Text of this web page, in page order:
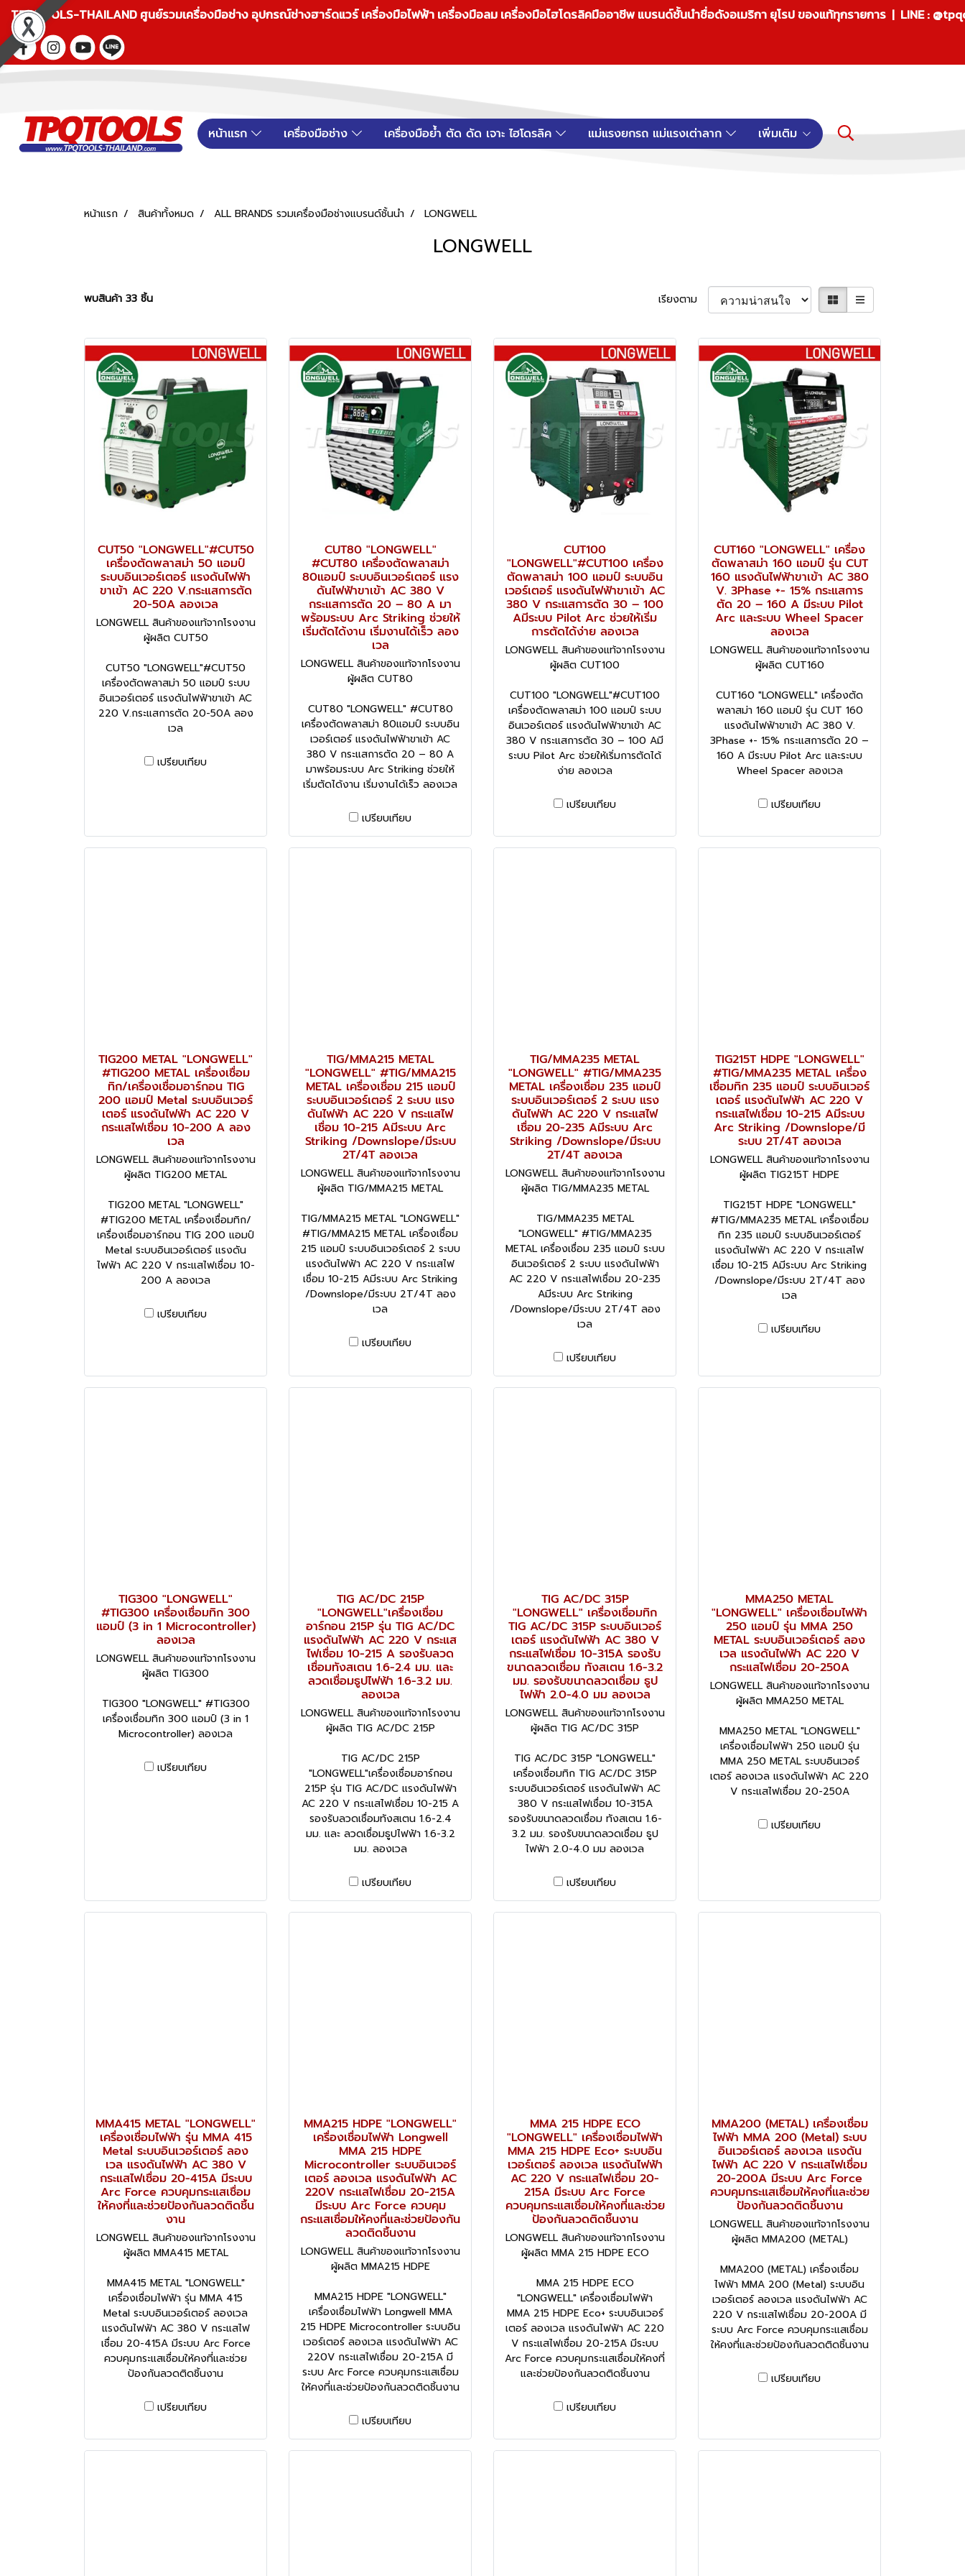
TPQTOOLS-THAILAND ศูนย์รวมเครื่องมือช่าง อุปกรณ์ช่างฮาร์ดแวร์ เครื่องมือไฟฟ้า เครื่องมือลม เครื่องมือไฮโดรลิคมืออาชีพ แบรนด์ชั้นนำชื่อดังอเมริกา ยุโรป ของแท้ทุกรายการ | LINE :
หน้าแรก เครื่องมือช่าง เครื่องมือย้ำ ตัด ดัด เจาะ ไฮโดรลิค แม่แรงยกรถ แม่แรงเต่าลาก เพิ่มเติม
หน้าแรก สินค้าทั้งหมด ALL BRANDS รวมเครื่องมือช่างแบรนด์ชั้นนำ LONGWELL
LONGWELL
พบสินค้า 33 ชิ้น เรียงตาม
CUT50 "LONGWELL"#CUT50
เครื่องตัดพลาสม่า 50 แอมป์
ระบบอินเวอร์เตอร์ แรงดันไฟฟ้า
ขาเข้า AC 220 V.กระแสการตัด
20-50A ลองเวล
LONGWELL สินค้าของแท้จากโรงงาน
ผู้ผลิต CUT50
CUT50 "LONGWELL"#CUT50
เครื่องตัดพลาสม่า 50 แอมป์ ระบบ
อินเวอร์เตอร์ แรงดันไฟฟ้าขาเข้า AC
220 V.กระแสการตัด 20-50A ลอง
เวล
เปรียบเทียบ
CUT80 "LONGWELL"
#CUT80 เครื่องตัดพลาสม่า
80แอมป์ ระบบอินเวอร์เตอร์ แรง
ดันไฟฟ้าขาเข้า AC 380 V
กระแสการตัด 20 – 80 A มา
พร้อมระบบ Arc Striking ช่วยให้
เริ่มตัดได้งาน เริ่มงานได้เร็ว ลอง
เวล
LONGWELL สินค้าของแท้จากโรงงาน
ผู้ผลิต CUT80
CUT80 "LONGWELL" #CUT80
เครื่องตัดพลาสม่า 80แอมป์ ระบบอิน
เวอร์เตอร์ แรงดันไฟฟ้าขาเข้า AC
380 V กระแสการตัด 20 – 80 A
มาพร้อมระบบ Arc Striking ช่วยให้
เริ่มตัดได้งาน เริ่มงานได้เร็ว ลองเวล
เปรียบเทียบ
CUT100
"LONGWELL"#CUT100 เครื่อง
ตัดพลาสม่า 100 แอมป์ ระบบอิน
เวอร์เตอร์ แรงดันไฟฟ้าขาเข้า AC
380 V กระแสการตัด 30 – 100
Aมีระบบ Pilot Arc ช่วยให้เริ่ม
การตัดได้ง่าย ลองเวล
LONGWELL สินค้าของแท้จากโรงงาน
ผู้ผลิต CUT100
CUT100 "LONGWELL"#CUT100
เครื่องตัดพลาสม่า 100 แอมป์ ระบบ
อินเวอร์เตอร์ แรงดันไฟฟ้าขาเข้า AC
380 V กระแสการตัด 30 – 100 Aมี
ระบบ Pilot Arc ช่วยให้เริ่มการตัดได้
ง่าย ลองเวล
เปรียบเทียบ
CUT160 "LONGWELL" เครื่อง
ตัดพลาสม่า 160 แอมป์ รุ่น CUT
160 แรงดันไฟฟ้าขาเข้า AC 380
V. 3Phase +- 15% กระแสการ
ตัด 20 – 160 A มีระบบ Pilot
Arc และระบบ Wheel Spacer
ลองเวล
LONGWELL สินค้าของแท้จากโรงงาน
ผู้ผลิต CUT160
CUT160 "LONGWELL" เครื่องตัด
พลาสม่า 160 แอมป์ รุ่น CUT 160
แรงดันไฟฟ้าขาเข้า AC 380 V.
3Phase +- 15% กระแสการตัด 20 –
160 A มีระบบ Pilot Arc และระบบ
Wheel Spacer ลองเวล
เปรียบเทียบ
TIG200 METAL "LONGWELL"
#TIG200 METAL เครื่องเชื่อม
ทิก/เครื่องเชื่อมอาร์กอน TIG
200 แอมป์ Metal ระบบอินเวอร์
เตอร์ แรงดันไฟฟ้า AC 220 V
กระแสไฟเชื่อม 10-200 A ลอง
เวล
LONGWELL สินค้าของแท้จากโรงงาน
ผู้ผลิต TIG200 METAL
TIG200 METAL "LONGWELL"
#TIG200 METAL เครื่องเชื่อมทิก/
เครื่องเชื่อมอาร์กอน TIG 200 แอมป์
Metal ระบบอินเวอร์เตอร์ แรงดัน
ไฟฟ้า AC 220 V กระแสไฟเชื่อม 10-
200 A ลองเวล
เปรียบเทียบ
TIG/MMA215 METAL
"LONGWELL" #TIG/MMA215
METAL เครื่องเชื่อม 215 แอมป์
ระบบอินเวอร์เตอร์ 2 ระบบ แรง
ดันไฟฟ้า AC 220 V กระแสไฟ
เชื่อม 10-215 Aมีระบบ Arc
Striking /Downslope/มีระบบ
2T/4T ลองเวล
LONGWELL สินค้าของแท้จากโรงงาน
ผู้ผลิต TIG/MMA215 METAL
TIG/MMA215 METAL "LONGWELL"
#TIG/MMA215 METAL เครื่องเชื่อม
215 แอมป์ ระบบอินเวอร์เตอร์ 2 ระบบ
แรงดันไฟฟ้า AC 220 V กระแสไฟ
เชื่อม 10-215 Aมีระบบ Arc Striking
/Downslope/มีระบบ 2T/4T ลอง
เวล
เปรียบเทียบ
TIG/MMA235 METAL
"LONGWELL" #TIG/MMA235
METAL เครื่องเชื่อม 235 แอมป์
ระบบอินเวอร์เตอร์ 2 ระบบ แรง
ดันไฟฟ้า AC 220 V กระแสไฟ
เชื่อม 20-235 Aมีระบบ Arc
Striking /Downslope/มีระบบ
2T/4T ลองเวล
LONGWELL สินค้าของแท้จากโรงงาน
ผู้ผลิต TIG/MMA235 METAL
TIG/MMA235 METAL
"LONGWELL" #TIG/MMA235
METAL เครื่องเชื่อม 235 แอมป์ ระบบ
อินเวอร์เตอร์ 2 ระบบ แรงดันไฟฟ้า
AC 220 V กระแสไฟเชื่อม 20-235
Aมีระบบ Arc Striking
/Downslope/มีระบบ 2T/4T ลอง
เวล
เปรียบเทียบ
TIG215T HDPE "LONGWELL"
#TIG/MMA235 METAL เครื่อง
เชื่อมทิก 235 แอมป์ ระบบอินเวอร์
เตอร์ แรงดันไฟฟ้า AC 220 V
กระแสไฟเชื่อม 10-215 Aมีระบบ
Arc Striking /Downslope/มี
ระบบ 2T/4T ลองเวล
LONGWELL สินค้าของแท้จากโรงงาน
ผู้ผลิต TIG215T HDPE
TIG215T HDPE "LONGWELL"
#TIG/MMA235 METAL เครื่องเชื่อม
ทิก 235 แอมป์ ระบบอินเวอร์เตอร์
แรงดันไฟฟ้า AC 220 V กระแสไฟ
เชื่อม 10-215 Aมีระบบ Arc Striking
/Downslope/มีระบบ 2T/4T ลอง
เวล
เปรียบเทียบ
TIG300 "LONGWELL"
#TIG300 เครื่องเชื่อมทิก 300
แอมป์ (3 in 1 Microcontroller)
ลองเวล
LONGWELL สินค้าของแท้จากโรงงาน
ผู้ผลิต TIG300
TIG300 "LONGWELL" #TIG300
เครื่องเชื่อมทิก 300 แอมป์ (3 in 1
Microcontroller) ลองเวล
เปรียบเทียบ
TIG AC/DC 215P
"LONGWELL"เครื่องเชื่อม
อาร์กอน 215P รุ่น TIG AC/DC
แรงดันไฟฟ้า AC 220 V กระแส
ไฟเชื่อม 10-215 A รองรับลวด
เชื่อมทังสเตน 1.6-2.4 มม. และ
ลวดเชื่อมธูปไฟฟ้า 1.6-3.2 มม.
ลองเวล
LONGWELL สินค้าของแท้จากโรงงาน
ผู้ผลิต TIG AC/DC 215P
TIG AC/DC 215P
"LONGWELL"เครื่องเชื่อมอาร์กอน
215P รุ่น TIG AC/DC แรงดันไฟฟ้า
AC 220 V กระแสไฟเชื่อม 10-215 A
รองรับลวดเชื่อมทังสเตน 1.6-2.4
มม. และ ลวดเชื่อมธูปไฟฟ้า 1.6-3.2
มม. ลองเวล
เปรียบเทียบ
TIG AC/DC 315P
"LONGWELL" เครื่องเชื่อมทิก
TIG AC/DC 315P ระบบอินเวอร์
เตอร์ แรงดันไฟฟ้า AC 380 V
กระแสไฟเชื่อม 10-315A รองรับ
ขนาดลวดเชื่อม ทังสเตน 1.6-3.2
มม. รองรับขนาดลวดเชื่อม ธูป
ไฟฟ้า 2.0-4.0 มม ลองเวล
LONGWELL สินค้าของแท้จากโรงงาน
ผู้ผลิต TIG AC/DC 315P
TIG AC/DC 315P "LONGWELL"
เครื่องเชื่อมทิก TIG AC/DC 315P
ระบบอินเวอร์เตอร์ แรงดันไฟฟ้า AC
380 V กระแสไฟเชื่อม 10-315A
รองรับขนาดลวดเชื่อม ทังสเตน 1.6-
3.2 มม. รองรับขนาดลวดเชื่อม ธูป
ไฟฟ้า 2.0-4.0 มม ลองเวล
เปรียบเทียบ
MMA250 METAL
"LONGWELL" เครื่องเชื่อมไฟฟ้า
250 แอมป์ รุ่น MMA 250
METAL ระบบอินเวอร์เตอร์ ลอง
เวล แรงดันไฟฟ้า AC 220 V
กระแสไฟเชื่อม 20-250A
LONGWELL สินค้าของแท้จากโรงงาน
ผู้ผลิต MMA250 METAL
MMA250 METAL "LONGWELL"
เครื่องเชื่อมไฟฟ้า 250 แอมป์ รุ่น
MMA 250 METAL ระบบอินเวอร์
เตอร์ ลองเวล แรงดันไฟฟ้า AC 220
V กระแสไฟเชื่อม 20-250A
เปรียบเทียบ
MMA415 METAL "LONGWELL"
เครื่องเชื่อมไฟฟ้า รุ่น MMA 415
Metal ระบบอินเวอร์เตอร์ ลอง
เวล แรงดันไฟฟ้า AC 380 V
กระแสไฟเชื่อม 20-415A มีระบบ
Arc Force ควบคุมกระแสเชื่อม
ให้คงที่และช่วยป้องกันลวดติดชิ้น
งาน
LONGWELL สินค้าของแท้จากโรงงาน
ผู้ผลิต MMA415 METAL
MMA415 METAL "LONGWELL"
เครื่องเชื่อมไฟฟ้า รุ่น MMA 415
Metal ระบบอินเวอร์เตอร์ ลองเวล
แรงดันไฟฟ้า AC 380 V กระแสไฟ
เชื่อม 20-415A มีระบบ Arc Force
ควบคุมกระแสเชื่อมให้คงที่และช่วย
ป้องกันลวดติดชิ้นงาน
เปรียบเทียบ
MMA215 HDPE "LONGWELL"
เครื่องเชื่อมไฟฟ้า Longwell
MMA 215 HDPE
Microcontroller ระบบอินเวอร์
เตอร์ ลองเวล แรงดันไฟฟ้า AC
220V กระแสไฟเชื่อม 20-215A
มีระบบ Arc Force ควบคุม
กระแสเชื่อมให้คงที่และช่วยป้องกัน
ลวดติดชิ้นงาน
LONGWELL สินค้าของแท้จากโรงงาน
ผู้ผลิต MMA215 HDPE
MMA215 HDPE "LONGWELL"
เครื่องเชื่อมไฟฟ้า Longwell MMA
215 HDPE Microcontroller ระบบอิน
เวอร์เตอร์ ลองเวล แรงดันไฟฟ้า AC
220V กระแสไฟเชื่อม 20-215A มี
ระบบ Arc Force ควบคุมกระแสเชื่อม
ให้คงที่และช่วยป้องกันลวดติดชิ้นงาน
เปรียบเทียบ
MMA 215 HDPE ECO
"LONGWELL" เครื่องเชื่อมไฟฟ้า
MMA 215 HDPE Eco+ ระบบอิน
เวอร์เตอร์ ลองเวล แรงดันไฟฟ้า
AC 220 V กระแสไฟเชื่อม 20-
215A มีระบบ Arc Force
ควบคุมกระแสเชื่อมให้คงที่และช่วย
ป้องกันลวดติดชิ้นงาน
LONGWELL สินค้าของแท้จากโรงงาน
ผู้ผลิต MMA 215 HDPE ECO
MMA 215 HDPE ECO
"LONGWELL" เครื่องเชื่อมไฟฟ้า
MMA 215 HDPE Eco+ ระบบอินเวอร์
เตอร์ ลองเวล แรงดันไฟฟ้า AC 220
V กระแสไฟเชื่อม 20-215A มีระบบ
Arc Force ควบคุมกระแสเชื่อมให้คงที่
และช่วยป้องกันลวดติดชิ้นงาน
เปรียบเทียบ
MMA200 (METAL) เครื่องเชื่อม
ไฟฟ้า MMA 200 (Metal) ระบบ
อินเวอร์เตอร์ ลองเวล แรงดัน
ไฟฟ้า AC 220 V กระแสไฟเชื่อม
20-200A มีระบบ Arc Force
ควบคุมกระแสเชื่อมให้คงที่และช่วย
ป้องกันลวดติดชิ้นงาน
LONGWELL สินค้าของแท้จากโรงงาน
ผู้ผลิต MMA200 (METAL)
MMA200 (METAL) เครื่องเชื่อม
ไฟฟ้า MMA 200 (Metal) ระบบอิน
เวอร์เตอร์ ลองเวล แรงดันไฟฟ้า AC
220 V กระแสไฟเชื่อม 20-200A มี
ระบบ Arc Force ควบคุมกระแสเชื่อม
ให้คงที่และช่วยป้องกันลวดติดชิ้นงาน
เปรียบเทียบ